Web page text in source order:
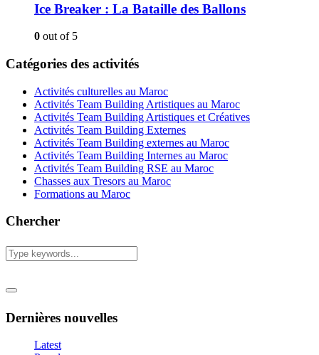
Ice Breaker : La Bataille des Ballons
0 out of 5
Catégories des activités
Activités culturelles au Maroc
Activités Team Building Artistiques au Maroc
Activités Team Building Artistiques et Créatives
Activités Team Building Externes
Activités Team Building externes au Maroc
Activités Team Building Internes au Maroc
Activités Team Building RSE au Maroc
Chasses aux Tresors au Maroc
Formations au Maroc
Chercher
Dernières nouvelles
Latest